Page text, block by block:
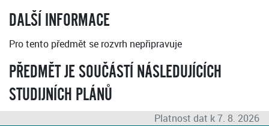
DALŠÍ INFORMACE
Pro tento předmět se rozvrh nepřipravuje
PŘEDMĚT JE SOUČÁSTÍ NÁSLEDUJÍCÍCH
STUDIJNÍCH PLÁNŮ
Platnost dat k 7. 8. 2026